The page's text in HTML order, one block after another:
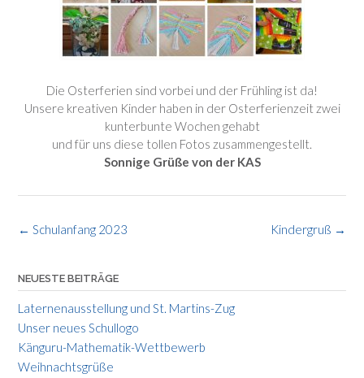
Die Osterferien sind vorbei und der Frühling ist da!
Unsere kreativen Kinder haben in der Osterferienzeit zwei
kunterbunte Wochen gehabt
und für uns diese tollen Fotos zusammengestellt.
Sonnige Grüße von der KAS
Post
Kindergruß →
← Schulanfang 2023
NEUESTE BEITRÄGE
Laternenausstellung und St. Martins-Zug
Unser neues Schullogo
Känguru-Mathematik-Wettbewerb
Weihnachtsgrüße